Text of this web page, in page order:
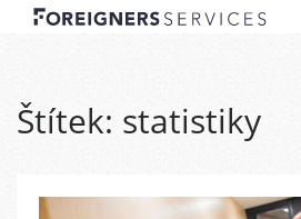
Štítek: statistiky